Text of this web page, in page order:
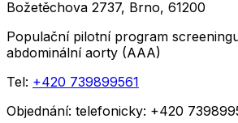
Božetěchova 2737, Brno, 61200
Populační pilotní program
abdominální aorty (AAA)
Tel: +420 739899561
Objednání: telefonicky: +420